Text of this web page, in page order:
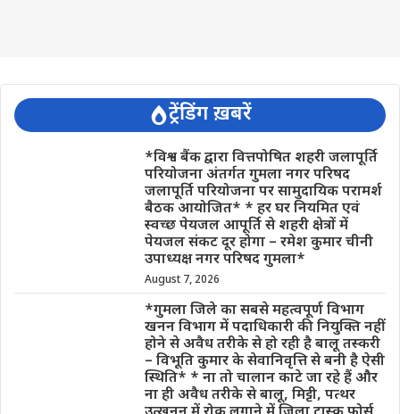
ट्रेंडिंग ख़बरें
*विश्व बैंक द्वारा वित्तपोषित शहरी जलापूर्ति
परियोजना अंतर्गत गुमला नगर परिषद
जलापूर्ति परियोजना पर सामुदायिक परामर्श
बैठक आयोजित* * हर घर नियमित एवं
स्वच्छ पेयजल आपूर्ति से शहरी क्षेत्रों में
पेयजल संकट दूर होगा – रमेश कुमार चीनी
उपाध्यक्ष नगर परिषद गुमला*
August 7, 2026
*गुमला जिले का सबसे महत्वपूर्ण विभाग
खनन विभाग में पदाधिकारी की नियुक्ति नहीं
होने से अवैध तरीके से हो रही है बालू तस्करी
– विभूति कुमार के सेवानिवृत्ति से बनी है ऐसी
स्थिति* * ना तो चालान काटे जा रहे हैं और
ना ही अवैध तरीके से बालू, मिट्टी, पत्थर